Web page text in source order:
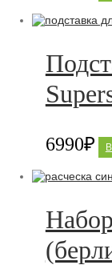
6990₽